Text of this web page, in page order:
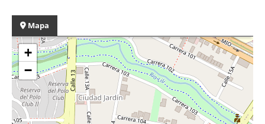
Mapa
+
−